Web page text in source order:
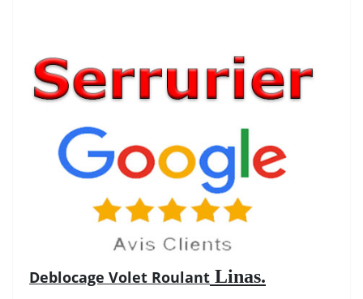
Deblocage Volet Roulant Linas.